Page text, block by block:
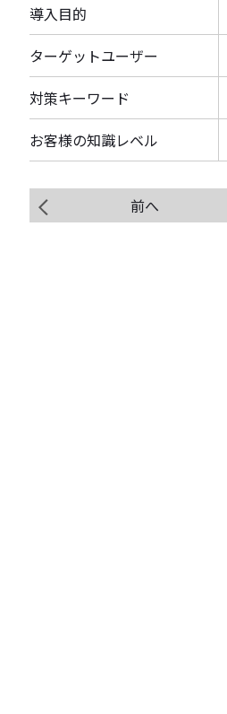
導入目的
ターゲットユーザー
対策キーワード
お客様の知識レベル
前へ